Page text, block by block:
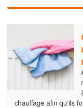
chauffage afin qu'ils